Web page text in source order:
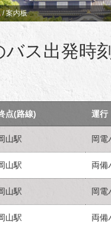
/案内板
ス出発時刻
点(路線) 運行
山駅 岡電
山駅 両備
山駅 岡電
山駅 両備